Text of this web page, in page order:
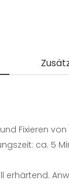
Fixieren
ca. 5
erhärtend.